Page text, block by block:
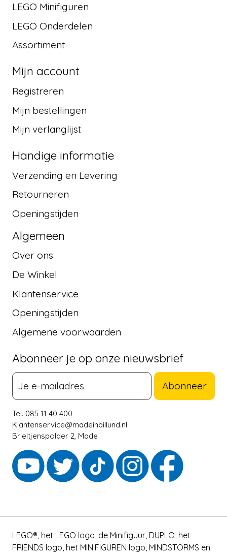
LEGO Minifiguren
LEGO Onderdelen
Assortiment
Mijn account
Registreren
Mijn bestellingen
Mijn verlanglijst
Handige informatie
Verzending en Levering
Retourneren
Openingstijden
Algemeen
Over ons
De Winkel
Klantenservice
Openingstijden
Algemene voorwaarden
Abonneer je op onze nieuwsbrief
Abonneer
Tel. 085 11 40 400
Klantenservice@madeinbillund.nl
Brieltjenspolder 2, Made
LEGO®, het LEGO logo, de Minifiguur, DUPLO, het
FRIENDS logo, het MINIFIGUREN logo, MINDSTORMS en